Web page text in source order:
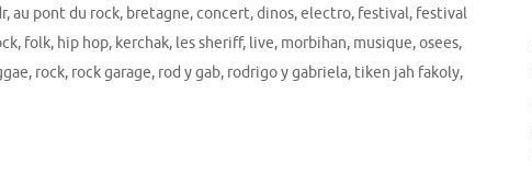
,au pont du rock, bretagne,concert,dinos,electro, festival, festival
, folk, hip hop, kerchak, les sheriff, live, morbihan, musique,osees,
, rock, rock garage, rod y gab, rodrigo y gabriela, tiken jah fakoly,